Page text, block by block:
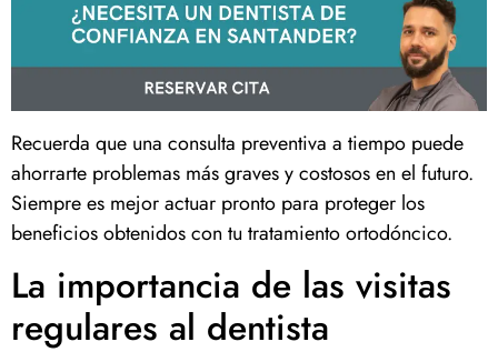
Recuerda que una consulta preventiva a tiempo puede
ahorrarte problemas más graves y costosos en el futuro.
Siempre es mejor actuar pronto para proteger los
beneficios obtenidos con tu tratamiento ortodóncico.
La importancia de las visitas
regulares al dentista